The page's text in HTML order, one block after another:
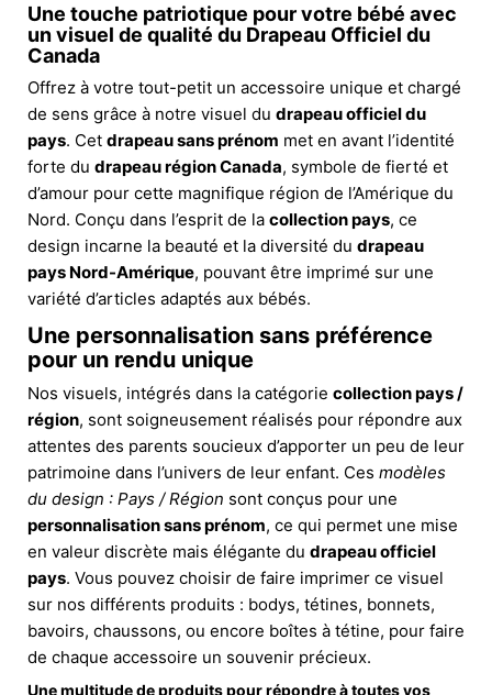
Une touche patriotique pour votre bébé avec
un visuel de qualité du Drapeau Officiel du
Canada
Offrez à votre tout-petit un accessoire unique et chargé
de sens grâce à notre visuel du drapeau officiel du
pays. Cet drapeau sans prénom met en avant l’identité
forte du drapeau région Canada, symbole de fierté et
d’amour pour cette magnifique région de l’Amérique du
Nord. Conçu dans l’esprit de la collection pays, ce
design incarne la beauté et la diversité du drapeau
pays Nord-Amérique, pouvant être imprimé sur une
variété d’articles adaptés aux bébés.
Une personnalisation sans préférence
pour un rendu unique
Nos visuels, intégrés dans la catégorie collection pays /
région, sont soigneusement réalisés pour répondre aux
attentes des parents soucieux d’apporter un peu de leur
patrimoine dans l’univers de leur enfant. Ces modèles
du design : Pays / Région sont conçus pour une
personnalisation sans prénom, ce qui permet une mise
en valeur discrète mais élégante du drapeau officiel
pays. Vous pouvez choisir de faire imprimer ce visuel
sur nos différents produits : bodys, tétines, bonnets,
bavoirs, chaussons, ou encore boîtes à tétine, pour faire
de chaque accessoire un souvenir précieux.
Une multitude de produits pour répondre à toutes vos